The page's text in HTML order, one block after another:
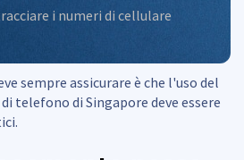
i numeri di cellulare
sempre assicurare è che l'uso del
telefono di Singapore deve essere